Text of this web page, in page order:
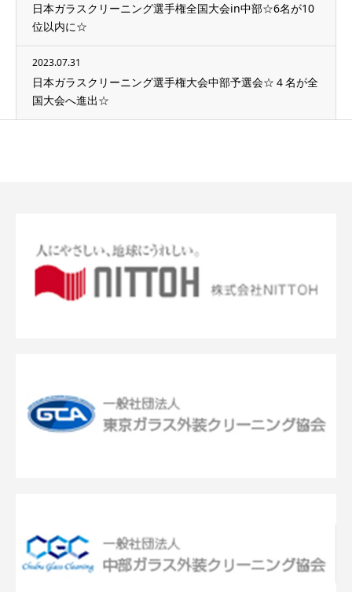
日本ガラスクリーニング選手権全国大会in中部☆6名が10
位以内に☆
2023.07.31
日本ガラスクリーニング選手権大会中部予選会☆４名が全
国大会へ進出☆